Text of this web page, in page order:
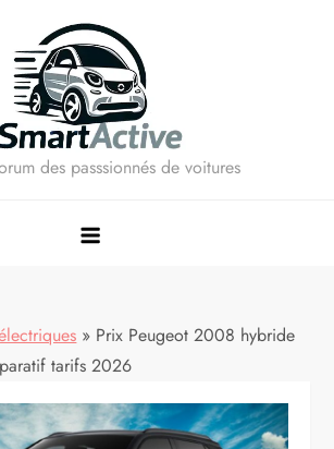
des passsionnés de voitures
» Prix Peugeot 2008 hybride
tarifs 2026